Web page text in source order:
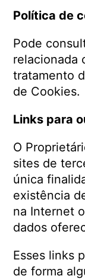
Política de
Pode
relacionada
tratamento
de Cookies.
Links para
O
sites de
única
existência
na Internet
dados
Esses links
de forma